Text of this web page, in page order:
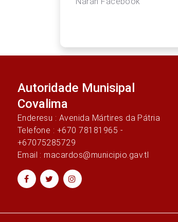
Autoridade Munisipal
Covalima
Enderesu : Avenida Mártires da Pátria
Telefone : +670 78181965 -
+67075285729
Email : macardos@municipio.gav.tl